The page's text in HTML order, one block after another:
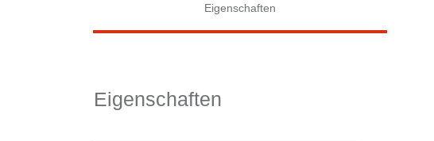
Eigenschaften
Eigenschaften